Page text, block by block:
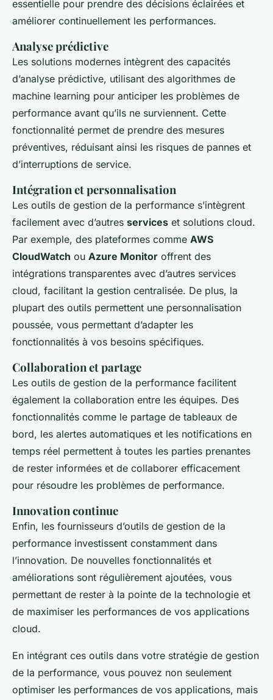
essentielle pour prendre des décisions éclairées et
améliorer continuellement les performances.
Analyse prédictive
Les solutions modernes intègrent des capacités
d’analyse prédictive, utilisant des algorithmes de
machine learning pour anticiper les problèmes de
performance avant qu’ils ne surviennent. Cette
fonctionnalité permet de prendre des mesures
préventives, réduisant ainsi les risques de pannes et
d’interruptions de service.
Intégration et personnalisation
Les outils de gestion de la performance s’intègrent
facilement avec d’autres services et solutions cloud.
Par exemple, des plateformes comme AWS
CloudWatch ou Azure Monitor offrent des
intégrations transparentes avec d’autres services
cloud, facilitant la gestion centralisée. De plus, la
plupart des outils permettent une personnalisation
poussée, vous permettant d’adapter les
fonctionnalités à vos besoins spécifiques.
Collaboration et partage
Les outils de gestion de la performance facilitent
également la collaboration entre les équipes. Des
fonctionnalités comme le partage de tableaux de
bord, les alertes automatiques et les notifications en
temps réel permettent à toutes les parties prenantes
de rester informées et de collaborer efficacement
pour résoudre les problèmes de performance.
Innovation continue
Enfin, les fournisseurs d’outils de gestion de la
performance investissent constamment dans
l’innovation. De nouvelles fonctionnalités et
améliorations sont régulièrement ajoutées, vous
permettant de rester à la pointe de la technologie et
de maximiser les performances de vos applications
cloud.
En intégrant ces outils dans votre stratégie de gestion
de la performance, vous pouvez non seulement
optimiser les performances de vos applications, mais